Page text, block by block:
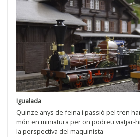
Igualada
Quinze anys de feina i passió pel tren
món en miniatura per on podreu viatjar-
la perspectiva del maquinista